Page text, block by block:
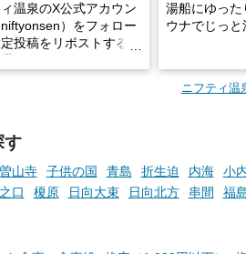
温泉のX公式アカウン
）をフォロー
投稿をリポストする
湯船にゆっ
ウナでじっと
そんな「一
でくることは
らこそ向き合
ニフティ温
す
曽山寺 子供の国 青島 折生迫 内海 小
口 榎原 日向大束 日向北方 串間 福